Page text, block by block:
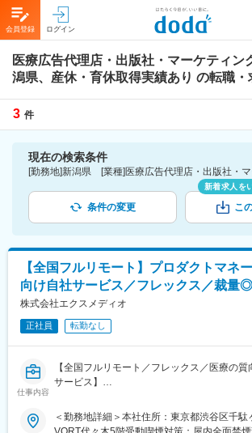
会員登録 ログイン
医療広告代理店・出版社・マーケティン
潟県、産休・育休取得実績あり の転職・
3 件
現在の検索条件
条件の変更
新着求人を
こ
【全国フルリモート】プロダクトマネ
向け自社サービス／フレックス／裁量◎
株式会社エクスメディオ
正社員 転勤なし
仕事内容
【全国フルリモート／フレックス／医療の
サービス】
■担当業務
「ヒポクラ」という医師専用のWebサービス
＜勤務地詳細＞本社住所：東京都渋谷区千